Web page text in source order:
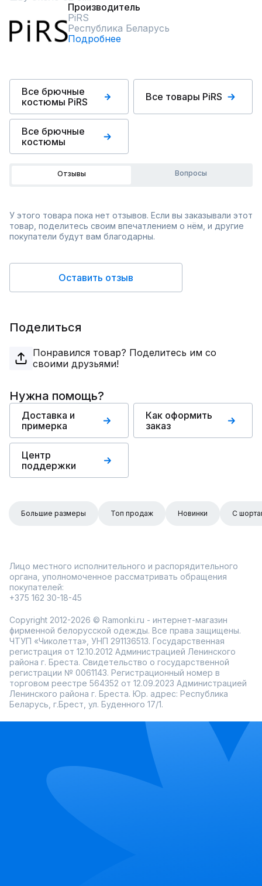
Производитель
PiRS
Республика Беларусь
Подробнее
Все брючные
костюмы PiRS
Все товары PiRS
Все брючные
костюмы
Отзывы Вопросы
У этого товара пока нет отзывов. Если вы заказывали этот
товар, поделитесь своим впечатлением о нём, и другие
покупатели будут вам благодарны.
Оставить отзыв
Поделиться
Понравился товар? Поделитесь им со
своими друзьями!
Нужна помощь?
Доставка и
примерка
Как оформить
заказ
Центр
поддержки
Большие размеры Топ продаж Новинки С
Лицо местного исполнительного и распорядительного
органа, уполномоченное рассматривать обращения
покупателей:
+375 162 30-18-45
Copyright 2012-2026 © Ramonki.ru - интернет-магазин
фирменной белорусской одежды. Все права защищены.
ЧТУП «Чиколетта», УНП 291136513. Государственная
регистрация от 12.10.2012 Администрацией Ленинского
района г. Бреста. Свидетельство о государственной
регистрации № 0061143. Регистрационный номер в
торговом реестре 564352 от 12.09.2023 Администрацией
Ленинского района г. Бреста. Юр. адрес: Республика
Беларусь, г.Брест, ул. Буденного 17/1.